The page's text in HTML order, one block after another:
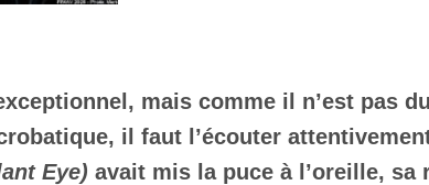
mais comme il n’est pas
il faut l’écouter
Eye) avait mis la puce à l’oreille,